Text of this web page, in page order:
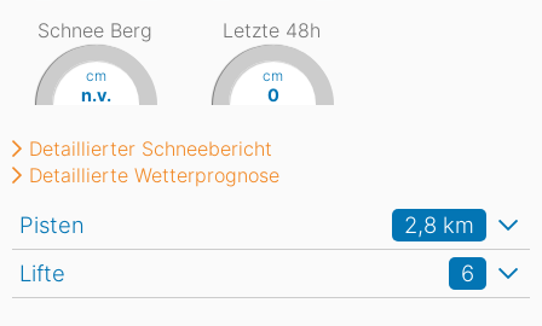
Lifte 6
Pisten 2,8 km
Schnee Berg
cm
n.v.
Letzte 48h
cm
0
Detaillierter Schneebericht
Detaillierte Wetterprognose